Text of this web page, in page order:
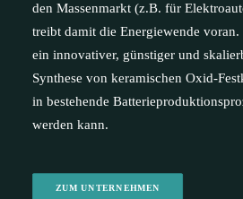
den Massenmarkt (z.B. für
treibt damit die Energiewende
ein innovativer, günstiger und
Synthese von keramischen Oxid-
in bestehende
werden kann.
ZUM UNTERNEHMEN